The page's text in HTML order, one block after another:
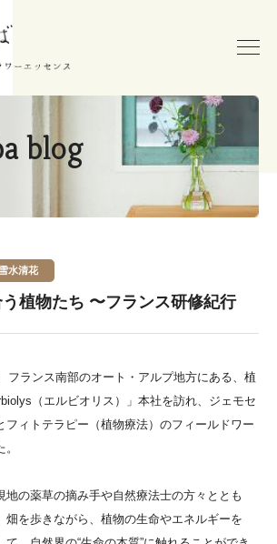
blog
雪水清花
植物たち 〜フランス研修紀行
フランス南部のオート・アルプ地方にある、植
（エルビオリス）」本社を訪れ、ジェモセ
フィトテラピー（植物療法）のフィールドワー
地の薬草の摘み手や自然療法士の方々ととも
畑を歩きながら、植物の生命やエネルギーを